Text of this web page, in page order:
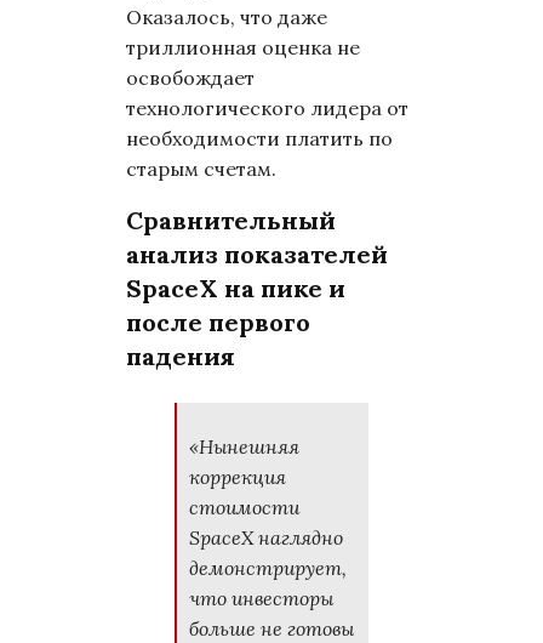
Оказалось, что даже
триллионная оценка не
освобождает
технологического лидера от
необходимости платить по
старым счетам.
Сравнительный
анализ показателей
SpaceX на пике и
после первого
падения
«Нынешняя
коррекция
стоимости
SpaceX наглядно
демонстрирует,
что инвесторы
больше не готовы